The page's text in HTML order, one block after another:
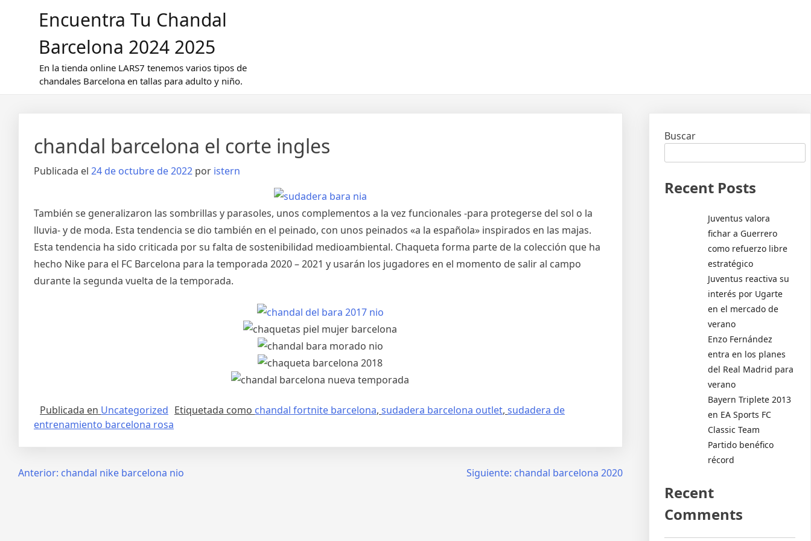
Encuentra Tu Chandal
Barcelona 2024 2025
En la tienda online LARS7 tenemos varios tipos de
chandales Barcelona en tallas para adulto y niño.
chandal barcelona el corte ingles
Publicada el 24 de octubre de 2022 por istern
También se generalizaron las sombrillas y parasoles, unos complementos a la vez funcionales -para protegerse del sol o la
lluvia- y de moda. Esta tendencia se dio también en el peinado, con unos peinados «a la española» inspirados en las majas.
Esta tendencia ha sido criticada por su falta de sostenibilidad medioambiental. Chaqueta forma parte de la colección que ha
hecho Nike para el FC Barcelona para la temporada 2020 – 2021 y usarán los jugadores en el momento de salir al campo
durante la segunda vuelta de la temporada.
Publicada en Uncategorized Etiquetada como chandal fortnite barcelona, sudadera barcelona outlet, sudadera de
entrenamiento barcelona rosa
Navegación
Anterior: chandal nike barcelona nio Siguiente: chandal barcelona 2020
Buscar
Recent Posts
Juventus valora
fichar a Guerrero
como refuerzo libre
estratégico
Juventus reactiva su
interés por Ugarte
en el mercado de
verano
Enzo Fernández
entra en los planes
del Real Madrid para
verano
Bayern Triplete 2013
en EA Sports FC
Classic Team
Partido benéfico
récord
Recent
Comments